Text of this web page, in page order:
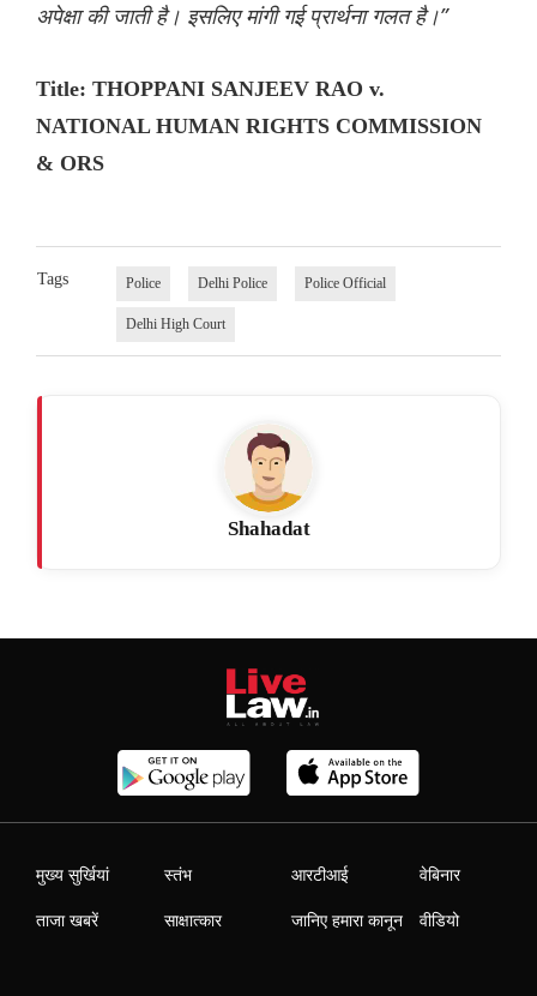
अपेक्षा की जाती है। इसलिए मांगी गई प्रार्थना गलत है।”
Title: THOPPANI SANJEEV RAO v.
NATIONAL HUMAN RIGHTS COMMISSION
& ORS
Tags Police Delhi Police Police Official
Delhi High Court
Shahadat
मुख्य सुर्खियां
ताजा खबरें
स्तंभ
साक्षात्कार
आरटीआई
जानिए हमारा कानून
वेबिनार
वीडियो